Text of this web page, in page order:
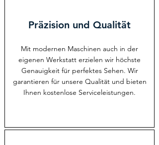
Präzision und Qualität
Mit modernen Maschinen auch in der
eigenen Werkstatt erzielen wir höchste
Genauigkeit für perfektes Sehen. Wir
garantieren für unsere Qualität und bieten
Ihnen kostenlose Serviceleistungen.